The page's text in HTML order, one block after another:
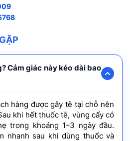
Cảm giác này kéo dài bao
hàng được gây tê tại chỗ nên
khi hết thuốc tê, vùng cấy có
trong khoảng 1–3 ngày đầu.
nhanh sau khi dùng thuốc và